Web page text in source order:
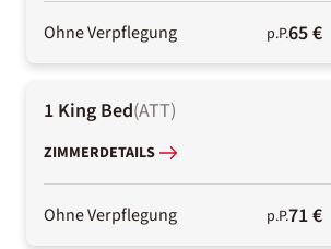
Ohne Verpflegung p.P.65 €
1 King Bed(ATT)
ZIMMERDETAILS
Ohne Verpflegung p.P.71 €